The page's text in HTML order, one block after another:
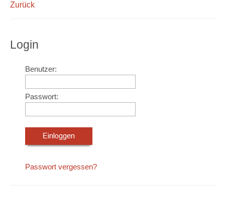
Zurück
Login
Benutzer:
Passwort:
Passwort vergessen?